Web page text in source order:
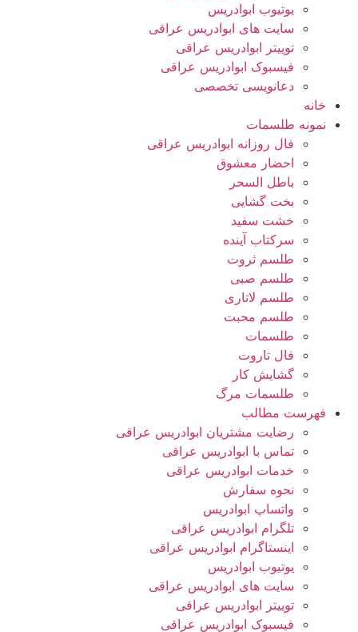
یوتیوب ابوادریس
سایت های ابوادریس عراقی
توییتر ابوادریس عراقی
فیسبوک ابوادریس عراقی
دعانویسی تخصصی
خانه
نمونه طلسمات
فال روزانه ابوادریس عراقی
احضار معشوق
باطل السحر
بخت گشایی
خشت سفید
سرکتاب آینده
طلسم ثروت
طلسم صبی
طلسم لاتاری
طلسم محبت
طلسمات
فال تاروت
گشایش کار
طلسمات مرگ
فهرست مطالب
رضایت مشتریان ابوادریس عراقی
تماس با ابوادریس عراقی
خدمات ابوادریس عراقی
نحوه سفارش
واتساپ ابوادریس
تلگرام ابوادریس عراقی
اینستاگرام ابوادریس عراقی
یوتیوب ابوادریس
سایت های ابوادریس عراقی
توییتر ابوادریس عراقی
فیسبوک ابوادریس عراقی